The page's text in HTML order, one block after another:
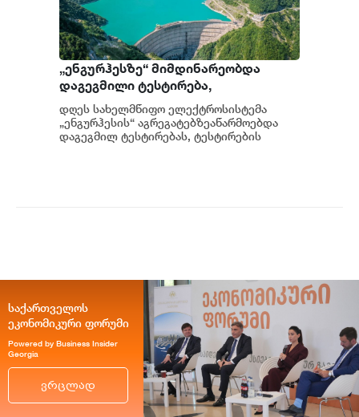
„ენგურჰესზე“ მიმდინარეობდა
დაგეგმილი ტესტირება,
ტესტირებისას სისტემა სრულად
გაითიშა, მიმდინარეობს მომხდარის
დეტალური ანალიზი - სემეკის წევრი
დღეს სახელმწიფო ელექტროსისტემა
„ენგურჰესის“ აგრეგატებზეაწარმოებდა
დაგეგმილ ტესტირებას, ტესტირების
საქართველოს
ეკონომიკური ფორუმი
Powered by Business Insider
Georgia
ვრცლად